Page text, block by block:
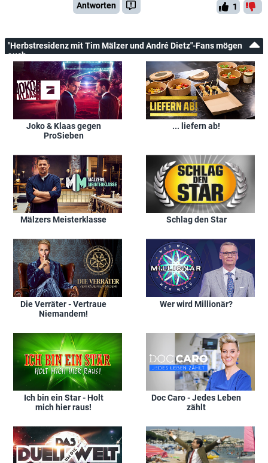
Antworten
1
"Herbstresidenz mit Tim Mälzer und André Dietz"-Fans mögen
auch
Joko & Klaas gegen
ProSieben
... liefern ab!
Mälzers Meisterklasse Schlag den Star
Die Verräter - Vertraue
Niemandem!
Wer wird Millionär?
Ich bin ein Star - Holt
mich hier raus!
Doc Caro - Jedes Leben
zählt